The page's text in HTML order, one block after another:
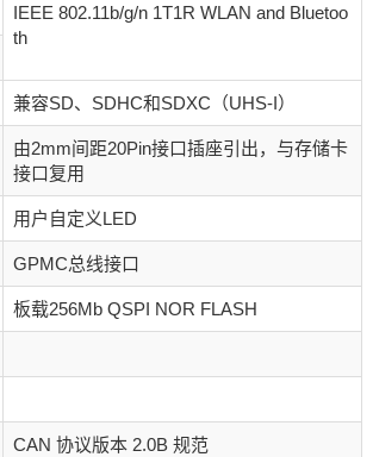
IEEE 802.11b/g/n 1T1R WLAN and Bluetoo
th
兼容SD、SDHC和SDXC（UHS-I）
由2mm间距20Pin接口插座引出，与存储卡
接口复用
用户自定义LED
GPMC总线接口
板载256Mb QSPI NOR FLASH
CAN 协议版本 2.0B 规范